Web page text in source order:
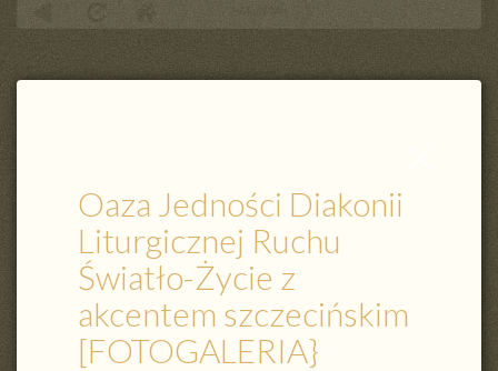
Oaza Jedności Diakonii Liturgicznej Ruchu Światło-Życie z akcentem
szczecińskim [FOTOGALERIA}
Oaza Jedności Diakonii
Liturgicznej Ruchu
Światło-Życie z
akcentem szczecińskim
[FOTOGALERIA}